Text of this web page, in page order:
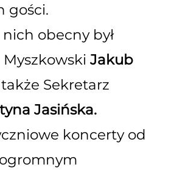
gości.
obecny był
Jakub
Sekretarz
Jasińska.
koncerty od